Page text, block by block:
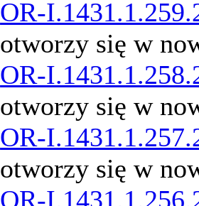
OR-
otworzy się w
OR-
otworzy się w
OR-
otworzy się w
OR-